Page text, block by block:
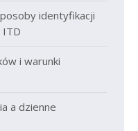
identyfikacji
ITD
i warunki
a dzienne